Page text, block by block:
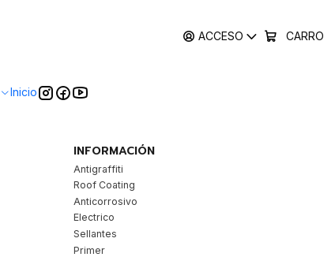
ACCESO CARRO
Inicio
INFORMACIÓN
Antigraffiti
Roof Coating
Anticorrosivo
Electrico
Sellantes
Primer